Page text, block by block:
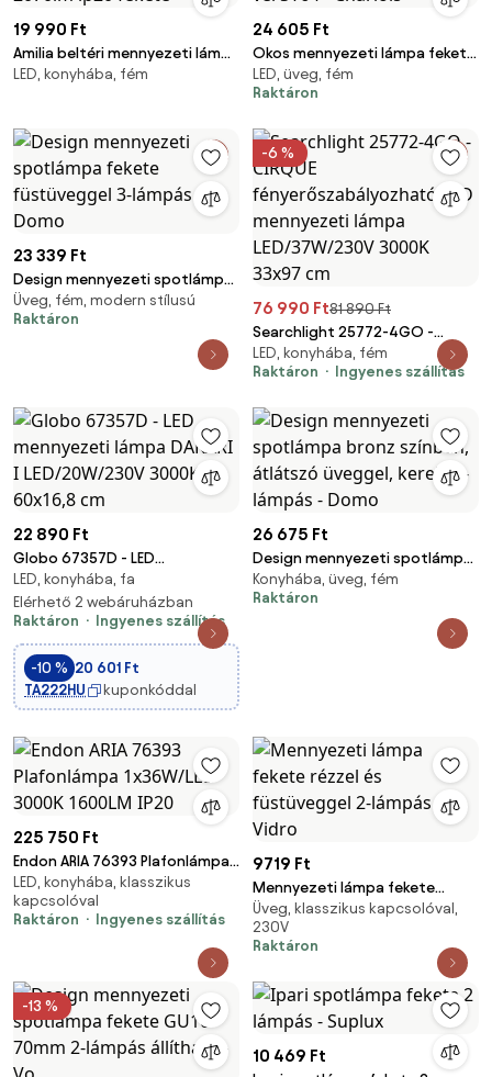
19 990 Ft
Amilia beltéri mennyezeti lámpa
24w 2070lm ip20 fekete
LED, konyhába, fém
24 605 Ft
Okos mennyezeti lámpa fekete
IP44 2-lámpás, Wifi-vel ST64 -
Charlois
LED, üveg, fém
Raktáron
23 339 Ft
Design mennyezeti spotlámpa
fekete füstüveggel 3-lámpás -
Domo
Üveg, fém, modern stílusú
Raktáron
-6 %
76 990 Ft81 890 Ft
Searchlight 25772-4GO -
CIRQUE fényerőszabályozható
LED mennyezeti lámpa
LED, konyhába, fém
Raktáron
Ingyenes szállítás
22 890 Ft
Globo 67357D - LED
mennyezeti lámpa DAKARI I
LED/20W/230V 3000K 60x16,8
cm
LED, konyhába, fa
Elérhető 2 webáruházban
Raktáron
Ingyenes szállítás
-10 % 20 601 Ft
TA222HU
kuponkóddal
26 675 Ft
Design mennyezeti spotlámpa
bronz színben, átlátszó
üveggel, kerek, 3-lámpás -
Konyhába, üveg, fém
Raktáron
225 750 Ft
Endon ARIA 76393 Plafonlámpa
1x36W/LED 3000K 1600LM IP20
LED, konyhába, klasszikus
kapcsolóval
Raktáron
Ingyenes szállítás
9719 Ft
Mennyezeti lámpa fekete
rézzel és füstüveggel 2-lámpás
- Vidro
Üveg, klasszikus kapcsolóval,
230V
Raktáron
-13 %
10 469 Ft